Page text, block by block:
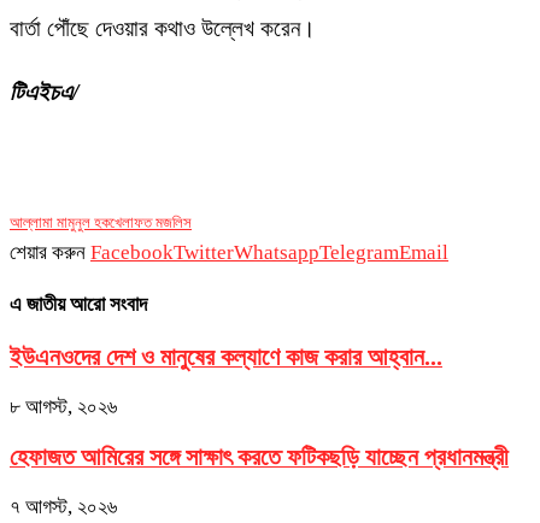
বার্তা পৌঁছে দেওয়ার কথাও উল্লেখ করেন।
টিএইচএ/
আল্লামা মামুনুল হকখেলাফত মজলিস
শেয়ার করুন FacebookTwitterWhatsappTelegramEmail
এ জাতীয় আরো সংবাদ
ইউএনওদের দেশ ও মানুষের কল্যাণে কাজ করার আহ্বান...
৮ আগস্ট, ২০২৬
হেফাজত আমিরের সঙ্গে সাক্ষাৎ করতে ফটিকছড়ি যাচ্ছেন প্রধানমন্ত্রী
৭ আগস্ট, ২০২৬